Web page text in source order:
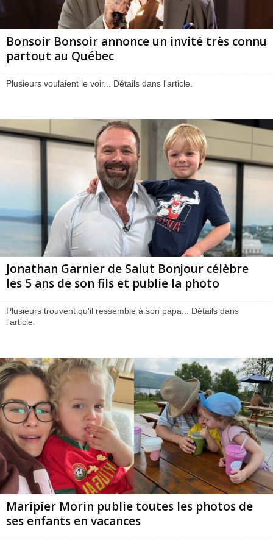
Bonsoir Bonsoir annonce un invité très connu
partout au Québec
Plusieurs voulaient le voir... Détails dans l'article.
Jonathan Garnier de Salut Bonjour célèbre
les 5 ans de son fils et publie la photo
Plusieurs trouvent qu'il ressemble à son papa... Détails dans
l'article.
Maripier Morin publie toutes les photos de
ses enfants en vacances